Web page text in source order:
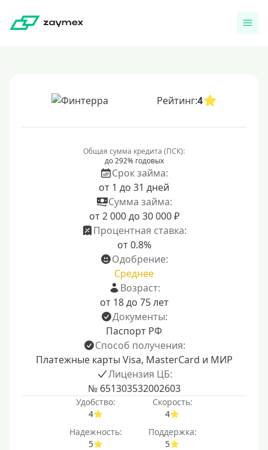
Рейтинг:4
Общая сумма кредита (ПСК):
до 292% годовых
Срок займа:
от 1 до 31 дней
Сумма займа:
от 2 000 до 30 000 ₽
Процентная ставка:
от 0.8%
Одобрение:
Среднее
Возраст:
от 18 до 75 лет
Документы:
Паспорт РФ
Способ получения:
Платежные карты Visa, MasterCard и МИР
Лицензия ЦБ:
№ 651303532002603
Удобство:
4
Скорость:
4
Надежность:
5
Поддержка:
5